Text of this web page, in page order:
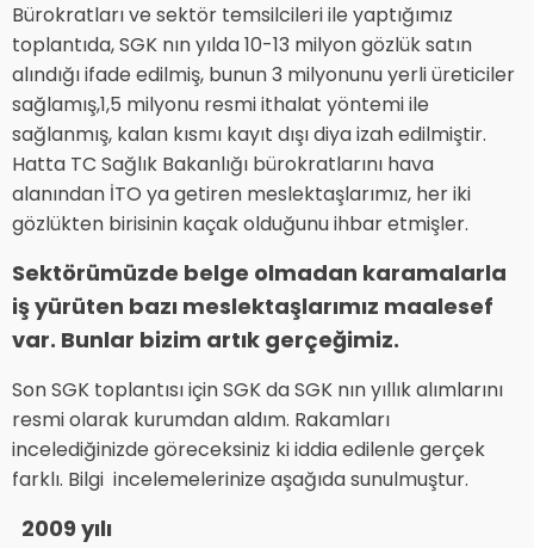
Bürokratları ve sektör temsilcileri ile yaptığımız
toplantıda, SGK nın yılda 10-13 milyon gözlük satın
alındığı ifade edilmiş, bunun 3 milyonunu yerli üreticiler
sağlamış,1,5 milyonu resmi ithalat yöntemi ile
sağlanmış, kalan kısmı kayıt dışı diya izah edilmiştir.
Hatta TC Sağlık Bakanlığı bürokratlarını hava
alanından İTO ya getiren meslektaşlarımız, her iki
gözlükten birisinin kaçak olduğunu ihbar etmişler.
Sektörümüzde belge olmadan karamalarla
iş yürüten bazı meslektaşlarımız maalesef
var. Bunlar bizim artık gerçeğimiz.
Son SGK toplantısı için SGK da SGK nın yıllık alımlarını
resmi olarak kurumdan aldım. Rakamları
incelediğinizde göreceksiniz ki iddia edilenle gerçek
farklı. Bilgi incelemelerinize aşağıda sunulmuştur.
2009 yılı